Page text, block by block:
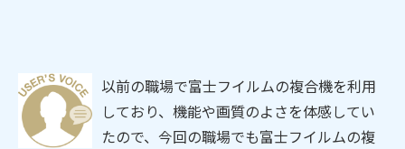
以前の職場で富士フイルムの複合機を利用
しており、機能や画質のよさを体感してい
たので、今回の職場でも富士フイルムの複